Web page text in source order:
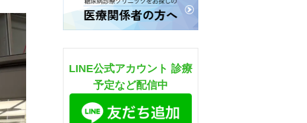
LINE公式アカウント 診療
予定など配信中